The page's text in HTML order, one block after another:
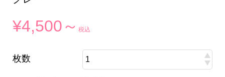
¥4,500～税込
枚数